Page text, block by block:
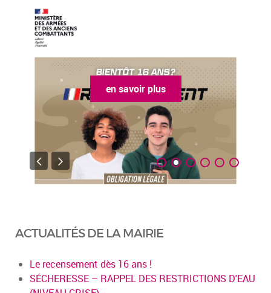
en savoir plus
ACTUALITÉS DE LA MAIRIE
Le recensement dès 16 ans !
SÉCHERESSE – RAPPEL DES RESTRICTIONS D'EAU